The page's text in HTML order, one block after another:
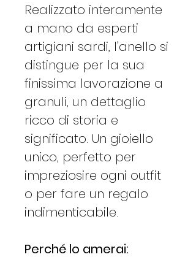
Realizzato interamente
a mano da esperti
artigiani sardi, l'anello si
distingue per la sua
finissima lavorazione a
granuli, un dettaglio
ricco di storia e
significato. Un gioiello
unico, perfetto per
impreziosire ogni outfit
o per fare un regalo
indimenticabile.
Perché lo amerai: